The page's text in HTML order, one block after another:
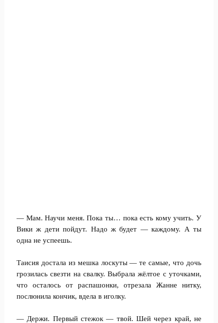
— Мам. Научи меня. Пока ты… пока есть кому учить. У
Вики ж дети пойдут. Надо ж будет — каждому. А ты
одна не успеешь.
Таисия достала из мешка лоскуты — те самые, что дочь
грозилась свезти на свалку. Выбрала жёлтое с уточками,
что осталось от распашонки, отрезала Жанне нитку,
послюнила кончик, вдела в иголку.
— Держи. Первый стежок — твой. Шей через край, не